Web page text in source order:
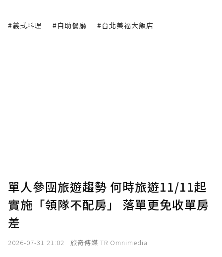
#義式料理 #自助餐廳 #台北美福大飯店
單人參團旅遊趨勢 何時旅遊11/11起
實施「領隊不配房」 落單更免收單房
差
2026-07-31 21:02 旅奇傳媒 TR Omnimedia